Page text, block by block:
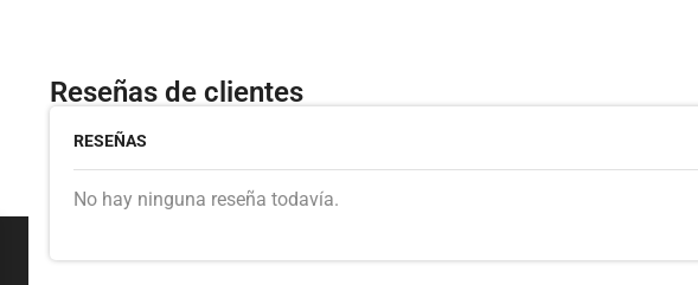
Reseñas de clientes
RESEÑAS
No hay ninguna reseña todavía.